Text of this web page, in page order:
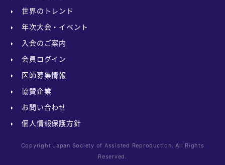
世界のトレンド
年次大会・イベント
入会のご案内
会員ログイン
医師募集情報
協賛企業
お問い合わせ
個人情報保護方針
Copyright Japan Society of Assisted Reproduction. All Rights
Reserved.